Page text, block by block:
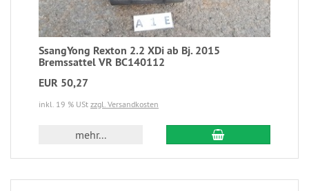
SsangYong Rexton 2.2 XDi ab Bj. 2015
Bremssattel VR BC140112
EUR 50,27
inkl. 19 % USt zzgl. Versandkosten
mehr...